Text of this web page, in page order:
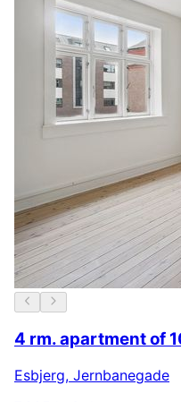
4 rm. apartment of
Esbjerg, Jernbanegade